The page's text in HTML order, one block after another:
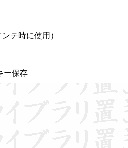
テ時に使用）
ー保存